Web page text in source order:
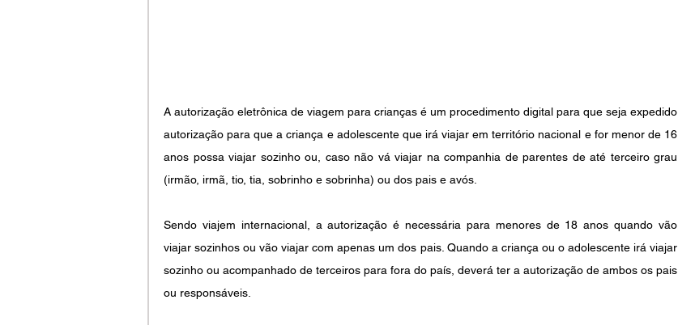
A autorização eletrônica de viagem para crianças é um procedimento digital para que seja expedido
autorização para que a criança e adolescente que irá viajar em território nacional e for menor de 16
anos possa viajar sozinho ou, caso não vá viajar na companhia de parentes de até terceiro grau
(irmão, irmã, tio, tia, sobrinho e sobrinha) ou dos pais e avós.
Sendo viajem internacional, a autorização é necessária para menores de 18 anos quando vão
viajar sozinhos ou vão viajar com apenas um dos pais. Quando a criança ou o adolescente irá viajar
sozinho ou acompanhado de terceiros para fora do país, deverá ter a autorização de ambos os pais
ou responsáveis.